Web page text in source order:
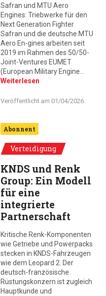
Safran und MTU Aero
Engines: Triebwerke für den
Next Generation Fighter
Safran und die deutsche MTU
Aero En-gines arbeiten seit
2019 im Rahmen des 50/50-
Joint-Ventures EUMET
(European Military Engine…
Weiterlesen
Veröffentlicht am 01/04/2026
Abonnent
Verteidigung
KNDS und Renk
Group: Ein Modell
für eine
integrierte
Partnerschaft
Kritische Renk-Komponenten
wie Getriebe und Powerpacks
stecken in KNDS-Fahrzeugen
wie dem Leopard 2. Der
deutsch-französische
Rüstungskonzern ist zugleich
Hauptkunde und